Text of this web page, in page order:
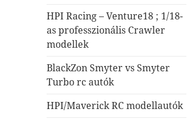
HPI Racing – Venture18 ; 1/18-
as professzionális Crawler
modellek
BlackZon Smyter vs Smyter
Turbo rc autók
HPI/Maverick RC modellautók